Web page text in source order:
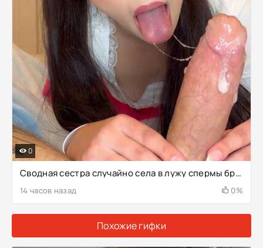
Сводная сестра случайно села в лужу спермы брата
14 часов назад 0%
0
Похожие гифки